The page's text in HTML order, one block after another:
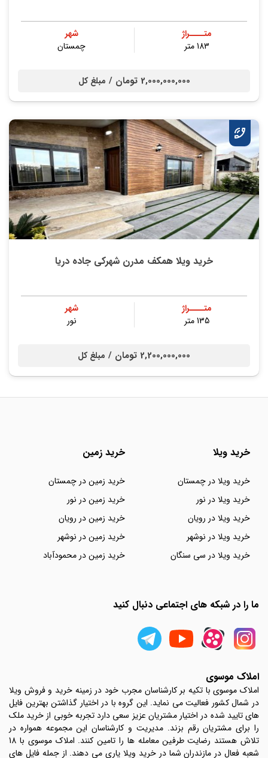
متــــراژ
183 متر
شهر
چمستان
2,000,000,000 تومان / مبلغ کل
خرید ویلا همکف مدرن شهرکی جاده دریا
متــــراژ
135 متر
شهر
نور
2,200,000,000 تومان / مبلغ کل
خرید ویلا
خرید ویلا در چمستان
خرید ویلا در نور
خرید ویلا در رویان
خرید ویلا در نوشهر
خرید ویلا در سی سنگان
خرید زمین
خرید زمین در چمستان
خرید زمین در نور
خرید زمین در رویان
خرید زمین در نوشهر
خرید زمین در محمودآباد
ما را در شبکه های اجتماعی دنبال کنید
املاک موسوی
املاک موسوی با تکیه بر کارشناسان مجرب خود در زمینه خرید و فروش ویلا
در شمال کشور فعالیت می نماید. این گروه با در اختیار گذاشتن بهترین فایل
های تایید شده در اختیار مشتریان عزیز سعی دارد تجربه خوبی از خرید ملک
را برای مشتریان رقم بزند. مدیریت و کارشناسان این مجموعه همواره در
تلاش هستند رضایت طرفین معامله ها را تامین کنند. املاک موسوی با 18
شعبه فعال در مازندران شما در خرید ویلا یاری می دهند. از جمله فایل های